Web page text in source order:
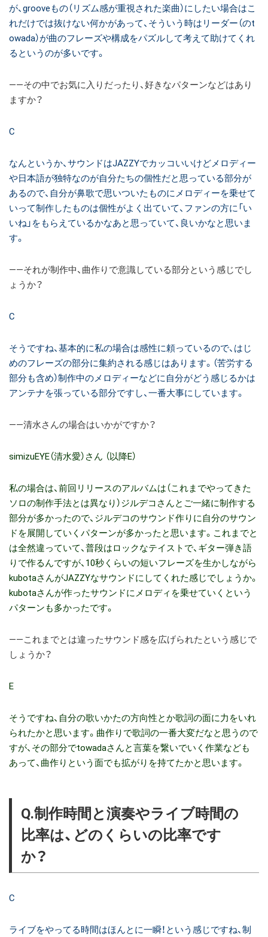
が、grooveもの（リズム感が重視された楽曲）にしたい場合はこ
れだけでは抜けない何かがあって、そういう時はリーダー（のt
owada）が曲のフレーズや構成をパズルして考えて助けてくれ
るというのが多いです。
――その中でお気に入りだったり、好きなパターンなどはあり
ますか？
C
なんというか、サウンドはJAZZYでカッコいいけどメロディー
や日本語が独特なのが自分たちの個性だと思っている部分が
あるので、自分が鼻歌で思いついたものにメロディーを乗せて
いって制作したものは個性がよく出ていて、ファンの方に「い
いね」をもらえているかなあと思っていて、良いかなと思いま
す。
――それが制作中、曲作りで意識している部分という感じでし
ょうか？
C
そうですね、基本的に私の場合は感性に頼っているので、はじ
めのフレーズの部分に集約される感じはあります。（苦労する
部分も含め）制作中のメロディーなどに自分がどう感じるかは
アンテナを張っている部分ですし、一番大事にしています。
――清水さんの場合はいかがですか？
simizuEYE（清水愛）さん （以降E）
私の場合は、前回リリースのアルバムは（これまでやってきた
ソロの制作手法とは異なり）ジルデコさんとご一緒に制作する
部分が多かったので、ジルデコのサウンド作りに自分のサウン
ドを展開していくパターンが多かったと思います。これまでと
は全然違っていて、普段はロックなテイストで、ギター弾き語
りで作るんですが、10秒くらいの短いフレーズを生かしながら
kubotaさんがJAZZYなサウンドにしてくれた感じでしょうか。
kubotaさんが作ったサウンドにメロディを乗せていくという
パターンも多かったです。
――これまでとは違ったサウンド感を広げられたという感じで
しょうか？
E
そうですね、自分の歌いかたの方向性とか歌詞の面に力をいれ
られたかと思います。曲作りで歌詞の一番大変だなと思うので
すが、その部分でtowadaさんと言葉を繋いでいく作業なども
あって、曲作りという面でも拡がりを持てたかと思います。
Q.制作時間と演奏やライブ時間の
比率は、どのくらいの比率です
か？
C
ライブをやってる時間はほんとに一瞬！という感じですね、制